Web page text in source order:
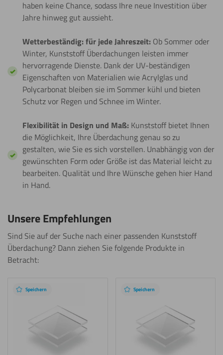
haben keine Chance, sodass Ihre neue Investition über
Jahre hinweg gut aussieht.
Wetterbeständig: für jede Jahreszeit: Ob Sommer oder
Winter, Kunststoff Überdachungen leisten immer
hervorragende Dienste. Dank der UV-beständigen
Eigenschaften von Materialien wie Acrylglas und
Polycarbonat bleiben sie im Sommer kühl und bieten
Schutz vor Regen und Schnee im Winter.
Flexibilität in Design und Maß: Kunststoff bietet Ihnen
die Möglichkeit, Ihre Überdachung genau so zu
gestalten, wie Sie es sich vorstellen. Unabhängig von der
gewünschten Form oder Größe ist das Material leicht zu
bearbeiten. Qualität und Ihre Wünsche gehen hier Hand
in Hand.
Unsere Empfehlungen
Sind Sie auf der Suche nach einer passenden Kunststoff
Überdachung? Dann ziehen Sie folgende Produkte in
Betracht:
Speichern Speichern